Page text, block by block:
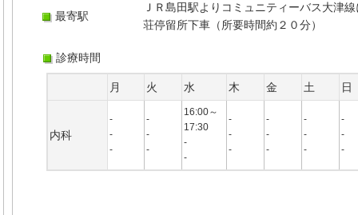
最寄駅
ＪＲ島田駅よりコミュニティーバス大津
荘停留所下車（所要時間約２０分）
診療時間
月 火 水 木 金 土 日
内科
-
-
-
-
-
-
16:00～
17:30
-
-
-
-
-
-
-
-
-
-
-
-
-
-